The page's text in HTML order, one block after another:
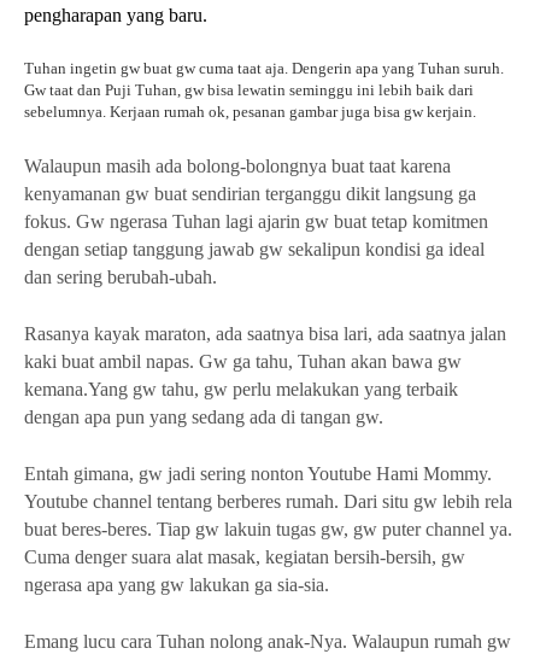
pengharapan yang baru.
Tuhan ingetin gw buat gw cuma taat aja. Dengerin apa yang Tuhan suruh.
Gw taat dan Puji Tuhan, gw bisa lewatin seminggu ini lebih baik dari
sebelumnya. Kerjaan rumah ok, pesanan gambar juga bisa gw kerjain.
Walaupun masih ada bolong-bolongnya buat taat karena
kenyamanan gw buat sendirian terganggu dikit langsung ga
fokus. Gw ngerasa Tuhan lagi ajarin gw buat tetap komitmen
dengan setiap tanggung jawab gw sekalipun kondisi ga ideal
dan sering berubah-ubah.
Rasanya kayak maraton, ada saatnya bisa lari, ada saatnya jalan
kaki buat ambil napas. Gw ga tahu, Tuhan akan bawa gw
kemana.Yang gw tahu, gw perlu melakukan yang terbaik
dengan apa pun yang sedang ada di tangan gw.
Entah gimana, gw jadi sering nonton Youtube Hami Mommy.
Youtube channel tentang berberes rumah. Dari situ gw lebih rela
buat beres-beres. Tiap gw lakuin tugas gw, gw puter channel ya.
Cuma denger suara alat masak, kegiatan bersih-bersih, gw
ngerasa apa yang gw lakukan ga sia-sia.
Emang lucu cara Tuhan nolong anak-Nya. Walaupun rumah gw